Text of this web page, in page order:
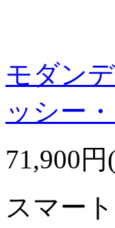
モダン
ッシー
71,900
スマー